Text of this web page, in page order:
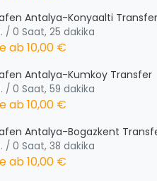
Antalya-Konyaalti Transfer
/ 0 Saat, 25 dakika
ab10,00 €
Antalya-Kumkoy Transfer
/ 0 Saat, 59 dakika
ab10,00 €
Antalya-Bogazkent
/ 0 Saat, 38 dakika
ab10,00 €